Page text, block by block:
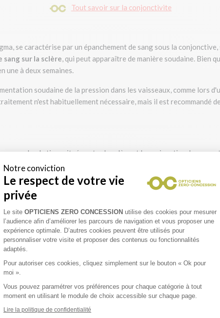
Tout savoir sur la conjonctivite
se caractérise par un épanchement de sang sous la
sang sur la sclère, qui peut apparaître de manière soudaine. Bien
une à deux semaines.
soudaine de la pression dans les vaisseaux, comme lors
n'est habituellement nécessaire, mais il est recommandé
couche de tissu située entre la sclère et la conjonctive. Les
et une gêne ou douleur légère. Cette affection oculaire est
en
conditions systémiques comme les maladies inflammatoires.
qu'elle peut disparaître sans traitement spécifique, mais des
?
de l'acuité visuelle peut signaler des conditions oculaires qui
de ces urgences ophtalmologiques. Cette forme de glaucome
rapide de la pression intraoculaire
. Les symptômes
lumières, une rougeur de l'œil, et parfois des nausées et
Notre conviction
Le respect de votre vie
privée
Plateforme de Gestion du
Le site OPTICIENS ZERO CONCESSION utilise des cookies pour mesurer
l’audience afin d’améliorer les parcours de navigation et vous proposer une
expérience optimale. D’autres cookies peuvent être utilisés pour
personnaliser votre visite et proposer des contenus ou fonctionnalités
adaptés.
Pour autoriser ces cookies, cliquez simplement sur le bouton « Ok pour
moi ».
Vous pouvez paramétrer vos préférences pour chaque catégorie à tout
moment en utilisant le module de choix accessible sur chaque page.
Lire la politique de confidentialitéAxeptio consent